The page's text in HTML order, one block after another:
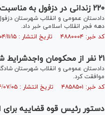
۲۲۰ زندانی در دزفول به مناسبت اعیاد شعبانیه و دهه فجر از مرخصی بهره‌مند شدند
دهه فجر انقلاب اسلامی خبر داد.
کد خبر: ۴۸۸۰۰۰۴ تاریخ انتشار : ۱۴۰۴/۱۱/۱۵
۲۱ نفر از محکومان واجدشرایط شهرستان شادگان با آغاز سال تحصیلی به مرخصی رفتند
دادستان عمومی و انقلاب شهرستان
موافقت کرد.
کد خبر: ۴۸۵۸۵۰۱ تاریخ انتشار : ۱۴۰۴/۰۷/۰۵
دستور رئیس قوه قضاییه برای اعطای مرخصی ۵ روزه به